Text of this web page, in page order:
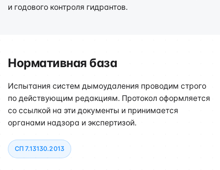
и годового контроля гидрантов.
Нормативная база
Испытания систем дымоудаления проводим строго
по действующим редакциям. Протокол оформляется
со ссылкой на эти документы и принимается
органами надзора и экспертизой.
СП 7.13130.2013